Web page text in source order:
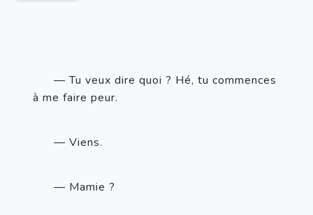
— Tu veux dire quoi ? Hé, tu commences
à me faire peur.
— Viens.
— Mamie ?